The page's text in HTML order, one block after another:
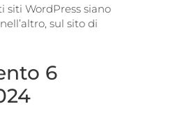
siti WordPress siano
sul sito di
6